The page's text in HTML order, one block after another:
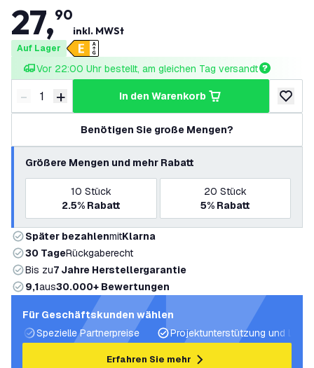
27,90
inkl. MWSt
Auf Lager
Vor 22:00 Uhr bestellt, am gleichen Tag versandt
Menge verringern
- Menge erhöhen
+ in den Warenkorb
zur
Benötigen Sie große Mengen?
Größere Mengen und mehr Rabatt
10 Stück
2.5% Rabatt
20 Stück
5% Rabatt
Später bezahlenmitKlarna
30 TageRückgaberecht
Bis zu7 Jahre Herstellergarantie
9,1aus30.000+ Bewertungen
Für Geschäftskunden wählen
Spezielle Partnerpreise
Projektunterstützung und
Erfahren Sie mehr